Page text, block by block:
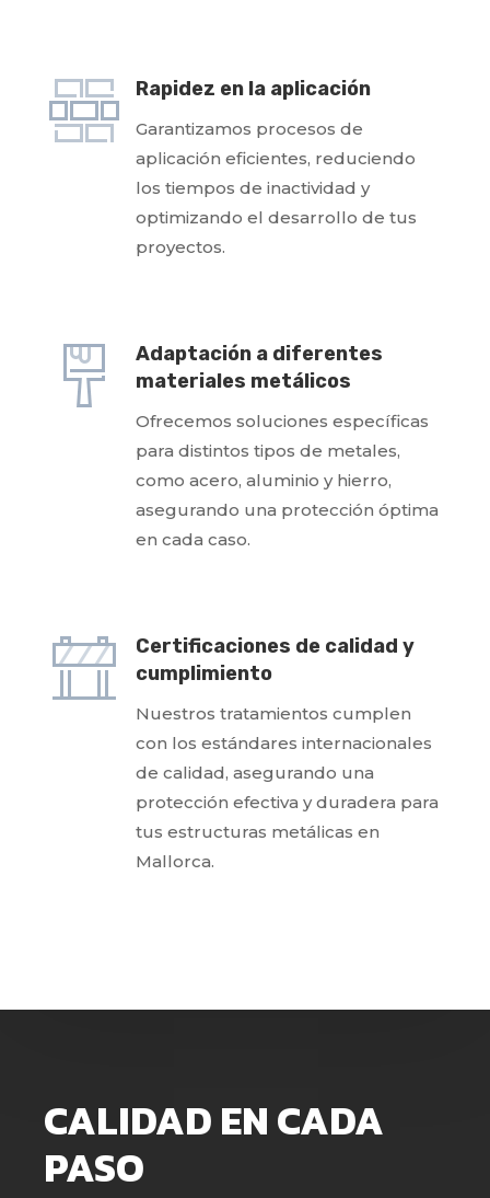
Rapidez en la aplicación
Garantizamos procesos de
aplicación eficientes, reduciendo
los tiempos de inactividad y
optimizando el desarrollo de tus
proyectos.
Adaptación a diferentes
materiales metálicos
Ofrecemos soluciones específicas
para distintos tipos de metales,
como acero, aluminio y hierro,
asegurando una protección óptima
en cada caso.
Certificaciones de calidad y
cumplimiento
Nuestros tratamientos cumplen
con los estándares internacionales
de calidad, asegurando una
protección efectiva y duradera para
tus estructuras metálicas en
Mallorca.
CALIDAD EN CADA
PASO